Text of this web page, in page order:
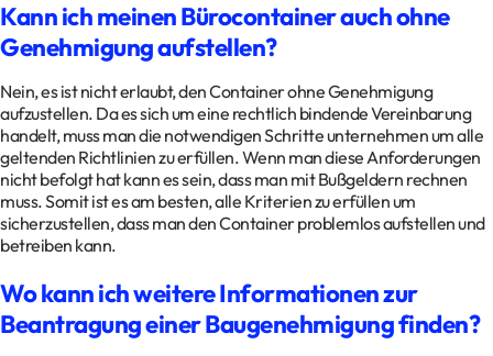
Kann ich meinen Bürocontainer auch ohne
Genehmigung aufstellen?
Nein, es ist nicht erlaubt, den Container ohne Genehmigung
aufzustellen. Da es sich um eine rechtlich bindende Vereinbarung
handelt, muss man die notwendigen Schritte unternehmen um alle
geltenden Richtlinien zu erfüllen. Wenn man diese Anforderungen
nicht befolgt hat kann es sein, dass man mit Bußgeldern rechnen
muss. Somit ist es am besten, alle Kriterien zu erfüllen um
sicherzustellen, dass man den Container problemlos aufstellen und
betreiben kann.
Wo kann ich weitere Informationen zur
Beantragung einer Baugenehmigung finden?